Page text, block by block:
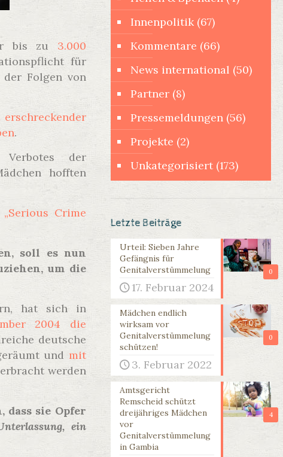
bis zu 3.000
für
der Folgen von
.
der
hofften
„Serious Crime
soll es nun
um die
hat sich in
2004 die
deutsche
und mit
werden
sie Opfer
ein
Innenpolitik(67)
Kommentare (66)
News international (50)
Partner(8)
Pressemeldungen(56)
Projekte (2)
Unkategorisiert(173)
Letzte Beiträge
0
Urteil: Sieben Jahre
Gefängnis für
Genitalverstümmelung
17. Februar 2024
0
Mädchen endlich
wirksam vor
Genitalverstümmelung
schützen!
3. Februar 2022
4
Amtsgericht
Remscheid schützt
dreijähriges Mädchen
vor
Genitalverstümmelung
in Gambia